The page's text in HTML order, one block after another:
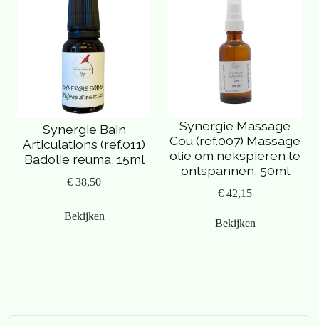
Synergie Bain
Articulations (ref.011)
Badolie reuma, 15ml
€ 38,50
Bekijken
Synergie Massage
Cou (ref.007) Massage
olie om nekspieren te
ontspannen, 50ml
€ 42,15
Bekijken